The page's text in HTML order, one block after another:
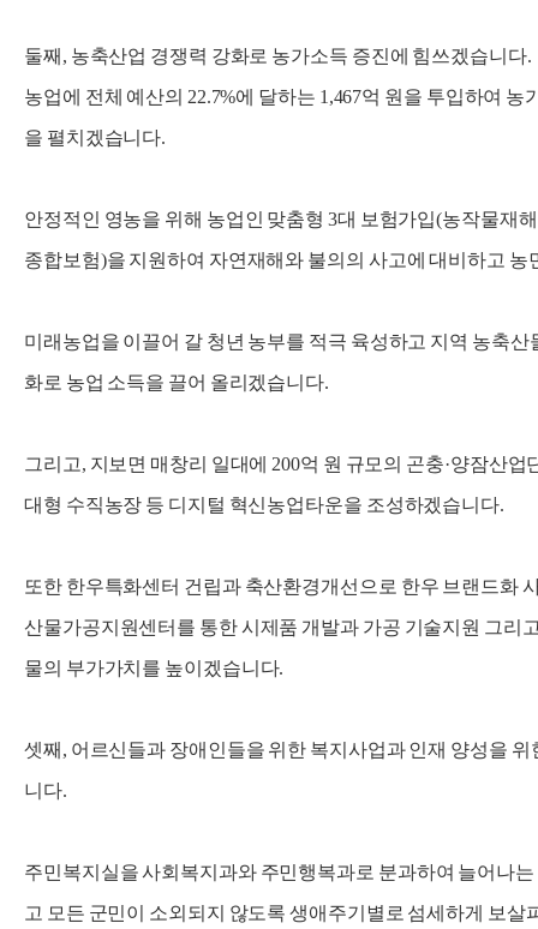
둘째, 농축산업 경쟁력 강화로 농가소득 증진에 힘쓰겠습니다.
농업에 전체 예산의 22.7%에 달하는 1,467억 원을 투입하여
을 펼치겠습니다.
안정적인 영농을 위해 농업인 맞춤형 3대 보험가입(농작물재
종합보험)을 지원하여 자연재해와 불의의 사고에 대비하고
미래농업을 이끌어 갈 청년 농부를 적극 육성하고 지역 농축
화로 농업 소득을 끌어 올리겠습니다.
그리고, 지보면 매창리 일대에 200억 원 규모의 곤충·양잠산업
대형 수직농장 등 디지털 혁신농업타운을 조성하겠습니다.
또한 한우특화센터 건립과 축산환경개선으로 한우 브랜드화
산물가공지원센터를 통한 시제품 개발과 가공 기술지원 그리
물의 부가가치를 높이겠습니다.
셋째, 어르신들과 장애인들을 위한 복지사업과 인재 양성을
니다.
주민복지실을 사회복지과와 주민행복과로 분과하여 늘어나
고 모든 군민이 소외되지 않도록 생애주기별로 섬세하게 보살